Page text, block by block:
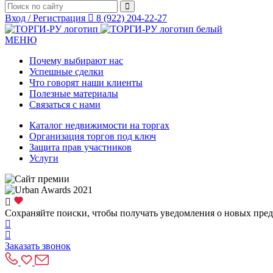
Вход / Регистрация 8 (922) 204-22-27
МЕНЮ
Почему выбирают нас
Успешные сделки
Что говорят наши клиенты
Полезные материалы
Связаться с нами
Каталог недвижимости на торгах
Организация торгов под ключ
Защита прав участников
Услуги
Сохраняйте поиски, чтобы получать уведомления о новых
Заказать звонок